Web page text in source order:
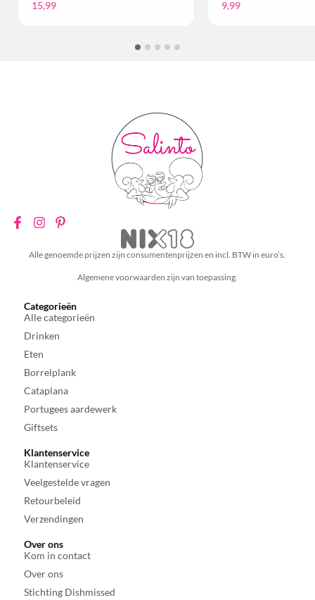
Alle genoemde prijzen zijn consumentenprijzen en incl. BTW in euro’s.
Algemene voorwaarden zijn van toepassing.
Categorieën
Alle categorieën
Drinken
Eten
Borrelplank
Cataplana
Portugees aardewerk
Giftsets
Klantenservice
Klantenservice
Veelgestelde vragen
Retourbeleid
Verzendingen
Over ons
Kom in contact
Over ons
Stichting Dishmissed